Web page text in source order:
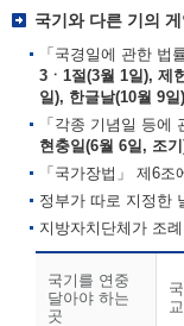
국기와 다른 기의 게
「국경일에 관한 법
3ㆍ1절(3월 1일), 제
일), 한글날(10월 9일)
「각종 기념일 등에
현충일(6월 6일, 조
「국가장법」 제6
정부가 따로 지정한
지방자치단체가 조
국기를 연중
달아야 하는
곳